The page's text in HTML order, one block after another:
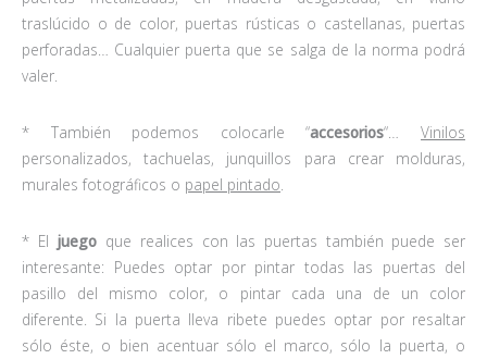
traslúcido o de color, puertas rústicas o castellanas, puertas
perforadas… Cualquier puerta que se salga de la norma podrá
valer.
* También podemos colocarle “accesorios“…Vinilos
personalizados, tachuelas, junquillos para crear molduras,
murales fotográficos o papel pintado.
* El juego que realices con las puertas también puede ser
interesante: Puedes optar por pintar todas las puertas del
pasillo del mismo color, o pintar cada una de un color
diferente. Si la puerta lleva ribete puedes optar por resaltar
sólo éste, o bien acentuar sólo el marco, sólo la puerta, o